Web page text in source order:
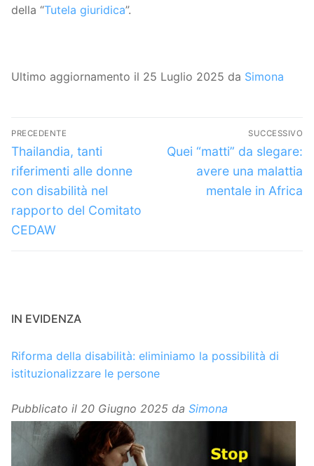
della “Tutela giuridica”.
Ultimo aggiornamento il 25 Luglio 2025 da Simona
Navigazione
articoli
PRECEDENTE
Articolo
precedente:
Thailandia, tanti
riferimenti alle donne
con disabilità nel
rapporto del Comitato
CEDAW
SUCCESSIVO
Articolo
successivo:
Quei “matti” da slegare:
avere una malattia
mentale in Africa
IN EVIDENZA
Riforma della disabilità: eliminiamo la possibilità di
istituzionalizzare le persone
Pubblicato il 20 Giugno 2025 da Simona